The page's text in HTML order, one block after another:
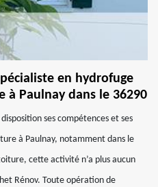
en hydrofuge
à Paulnay dans le 36290
ses compétences et ses
à Paulnay, notamment dans le
cette activité n’a plus aucun
Rénov. Toute opération de